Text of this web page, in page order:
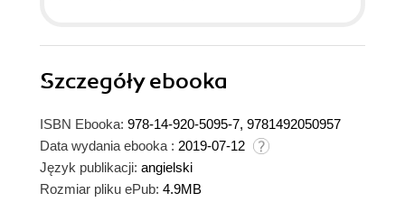
Szczegółyebooka
ISBN Ebooka: 978-14-920-5095-7, 9781492050957
Data wydania ebooka : 2019-07-12
Język publikacji: angielski
Rozmiar pliku ePub: 4.9MB